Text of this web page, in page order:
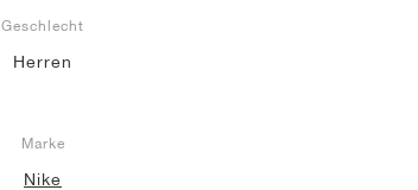
Geschlecht
Herren
Marke
Nike